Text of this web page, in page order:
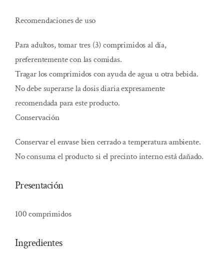
Recomendaciones de uso
Para adultos, tomar tres (3) comprimidos al día,
preferentemente con las comidas.
Tragar los comprimidos con ayuda de agua u otra bebida.
No debe superarse la dosis diaria expresamente
recomendada para este producto.
Conservación
Conservar el envase bien cerrado a temperatura ambiente.
No consuma el producto si el precinto interno está dañado.
Presentación
100 comprimidos
Ingredientes